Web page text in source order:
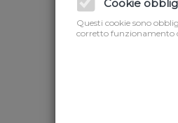
Cookie
Questi cookie sono
corretto funzionamento